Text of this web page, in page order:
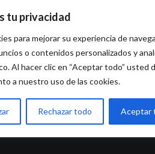
tu privacidad
para mejorar su experiencia de
o contenidos personalizados y
Al hacer clic en “Aceptar todo” usted
a nuestro uso de las cookies.
Rechazar todo Aceptar